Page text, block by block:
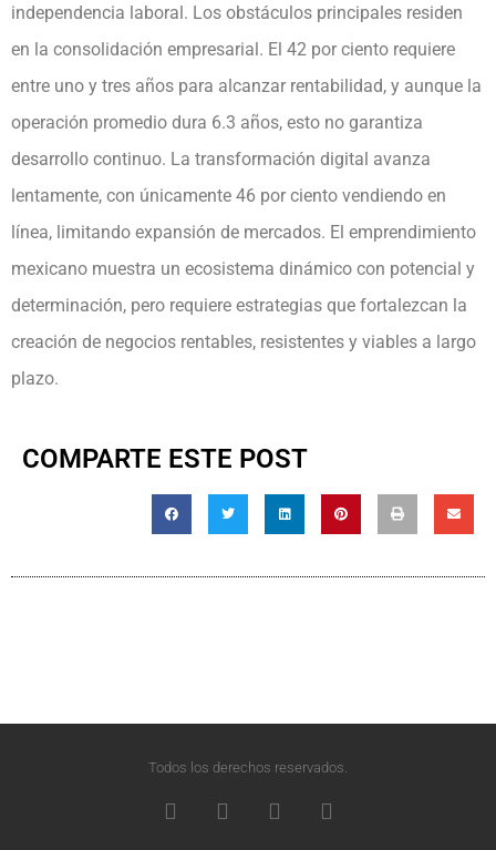
independencia laboral. Los obstáculos principales residen
en la consolidación empresarial. El 42 por ciento requiere
entre uno y tres años para alcanzar rentabilidad, y aunque la
operación promedio dura 6.3 años, esto no garantiza
desarrollo continuo. La transformación digital avanza
lentamente, con únicamente 46 por ciento vendiendo en
línea, limitando expansión de mercados. El emprendimiento
mexicano muestra un ecosistema dinámico con potencial y
determinación, pero requiere estrategias que fortalezcan la
creación de negocios rentables, resistentes y viables a largo
plazo.
COMPARTE ESTE POST
Todos los derechos reservados.